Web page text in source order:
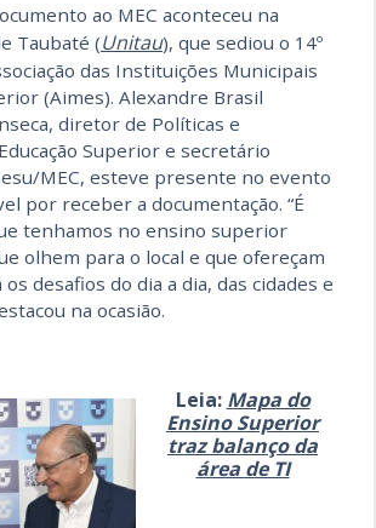
ao MEC aconteceu na
Taubaté (Unitau), que sediou o 14º
das Instituições Municipais
(Aimes). Alexandre Brasil
diretor de Políticas e
Superior e secretário
MEC, esteve presente no evento
por receber a documentação. “É
tenhamos no ensino superior
olhem para o local e que ofereçam
desafios do dia a dia, das cidades e
na ocasião.
Leia: Mapa do
Ensino Superior
traz balanço da
área de TI